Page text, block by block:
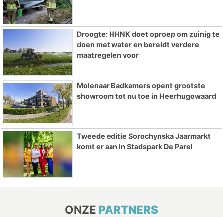
Droogte: HHNK doet oproep om zuinig te
doen met water en bereidt verdere
maatregelen voor
Molenaar Badkamers opent grootste
showroom tot nu toe in Heerhugowaard
Tweede editie Sorochynska Jaarmarkt
komt er aan in Stadspark De Parel
ONZE PARTNERS